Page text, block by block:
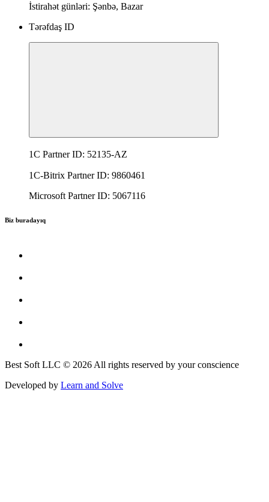
İstirahət günləri: Şənbə, Bazar
Tərəfdaş ID
1C Partner ID: 52135-AZ
1C-Bitrix Partner ID: 9860461
Microsoft Partner ID: 5067116
Biz buradayıq
Best Soft LLC © 2026 All rights reserved by your conscience
Developed by Learn and Solve